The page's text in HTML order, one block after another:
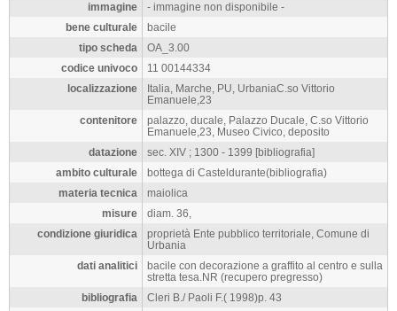
immagine
- immagine non disponibile -
bene culturale
bacile
tipo scheda
OA_3.00
codice univoco
11 00144334
localizzazione
Italia, Marche, PU, UrbaniaC.so Vittorio
Emanuele,23
contenitore
palazzo, ducale, Palazzo Ducale, C.so Vittorio
Emanuele,23, Museo Civico, deposito
datazione
sec. XIV ; 1300 - 1399 [bibliografia]
ambito culturale
bottega di Casteldurante(bibliografia)
materia tecnica
maiolica
misure
diam. 36,
condizione giuridica
proprietà Ente pubblico territoriale, Comune di
Urbania
dati analitici
bacile con decorazione a graffito al centro e sulla
stretta tesa.NR (recupero pregresso)
bibliografia
Cleri B./ Paoli F.( 1998)p. 43